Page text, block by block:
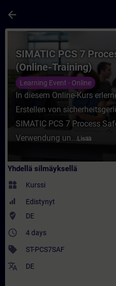
arrow_back
Kurssi - SIMATIC
SIMATIC PCS 7
(Online-Training)
Learning Event - Online
In diesem Online-Kurs
Erstellen von
SIMATIC PCS 7 Process
Verwendung un... Lisää
Yhdellä silmäyksellä
widgets Kurssi
Edistynyt
where_to_vote DE
access_time 4 days
sell ST-PCS7SAF
translate DE